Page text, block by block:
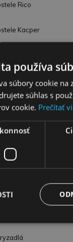
Rico
Kacper
Kubus
používa
súbory cookie na
súhlas s
cookie. Prečítať